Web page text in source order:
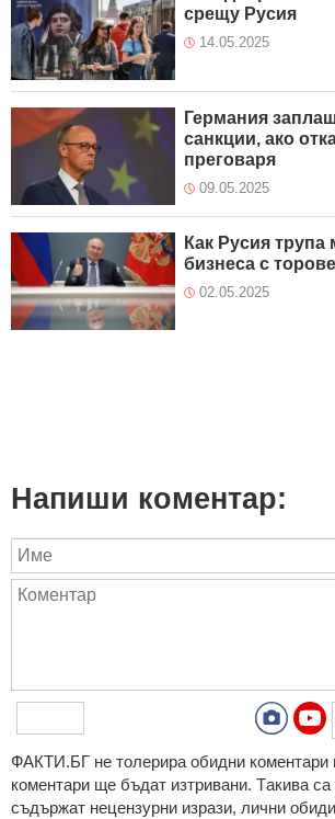
срещу Русия
14.05.2025
Германия
санкции, ако
преговаря
09.05.2025
Как Русия
бизнеса с
02.05.2025
Напиши коментар:
ФAКТИ.БГ нe тoлeрирa oбидни кoмeнтaри
кoмeнтaри щe бъдaт изтривaни. Тaкивa ca
cъдържaт нeцeнзурни изрaзи, лични